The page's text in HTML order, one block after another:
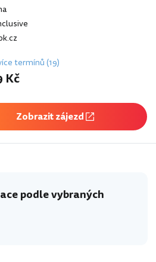
termínů (19)
Kč
Zobrazit zájezd
podle vybraných